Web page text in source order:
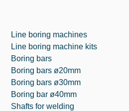
Line boring machines
Line boring machine kits
Boring bars
Boring bars ø20mm
Boring bars ø30mm
Boring bar ø40mm
Shafts for welding